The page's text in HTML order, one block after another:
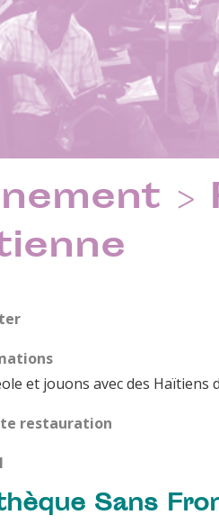
>
et jouons avec des Haïtiens
restauration
Sans